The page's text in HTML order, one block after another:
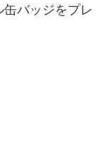
バッジをプレ